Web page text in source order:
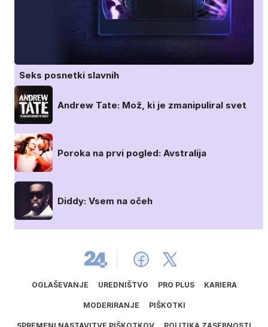
Seks posnetki slavnih
Andrew Tate: Mož, ki je zmanipuliral svet
Poroka na prvi pogled: Avstralija
Diddy: Vsem na očeh
OGLAŠEVANJE UREDNIŠTVO PRO PLUS KARIERA
MODERIRANJE PIŠKOTKI